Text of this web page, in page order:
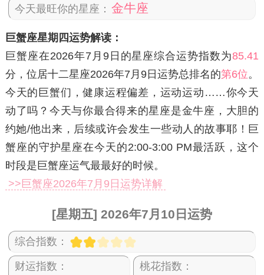
今天最旺你的星座： 金牛座
巨蟹座星期四运势解读：
巨蟹座在2026年7月9日 的星座综合运势指数为85.41
分，位居十二星座2026年7月9日运势总排名的第6位。
今天的巨蟹们，健康运程偏差，运动运动……你今天
动了吗？今天与你最合得来的星座是金牛座，大胆的
约她/他出来，后续或许会发生一些动人的故事耶！巨
蟹座的守护星座在今天的2:00-3:00 PM最活跃，这个
时段是巨蟹座运气最最好的时候。
>>巨蟹座2026年7月9日运势详解
[星期五] 2026年7月10日运势
综合指数：
财运指数： 桃花指数：